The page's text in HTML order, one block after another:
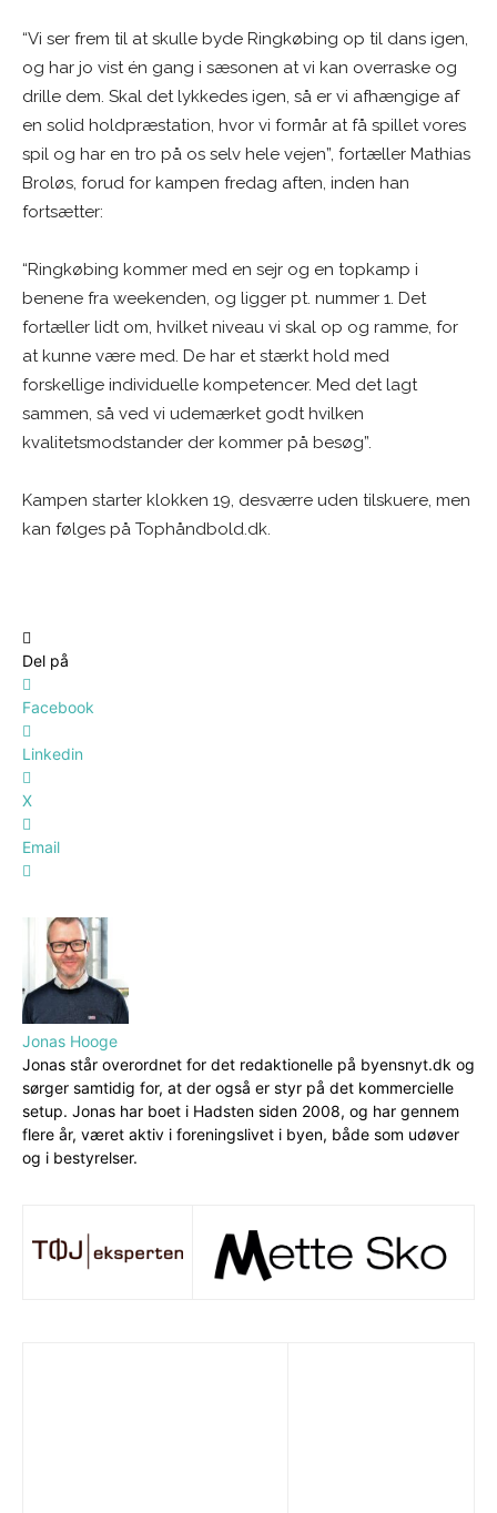
“Vi ser frem til at skulle byde Ringkøbing op til dans igen,
og har jo vist én gang i sæsonen at vi kan overraske og
drille dem. Skal det lykkedes igen, så er vi afhængige af
en solid holdpræstation, hvor vi formår at få spillet vores
spil og har en tro på os selv hele vejen”, fortæller Mathias
Broløs, forud for kampen fredag aften, inden han
fortsætter:
“Ringkøbing kommer med en sejr og en topkamp i
benene fra weekenden, og ligger pt. nummer 1. Det
fortæller lidt om, hvilket niveau vi skal op og ramme, for
at kunne være med. De har et stærkt hold med
forskellige individuelle kompetencer. Med det lagt
sammen, så ved vi udemærket godt hvilken
kvalitetsmodstander der kommer på besøg”.
Kampen starter klokken 19, desværre uden tilskuere, men
kan følges på Tophåndbold.dk.
Del på
Facebook
Linkedin
X
Email
Jonas Hooge
Jonas står overordnet for det redaktionelle på byensnyt.dk og
sørger samtidig for, at der også er styr på det kommercielle
setup. Jonas har boet i Hadsten siden 2008, og har gennem
flere år, været aktiv i foreningslivet i byen, både som udøver
og i bestyrelser.